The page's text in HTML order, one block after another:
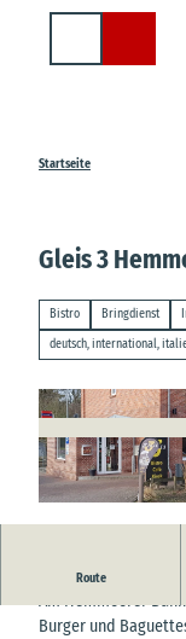
Startseite
Gleis 3
Bistro Bringdienst
deutsch, international,
Route
Das Gleis3 - der
Am Hemmoorer
Burger und